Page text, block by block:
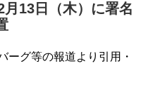
月13日（木）に署名
ーグ等の報道より引用・